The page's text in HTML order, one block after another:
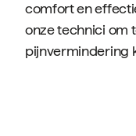
comfort en
onze technici om
pijnvermindering